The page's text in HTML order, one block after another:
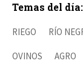
Temas del día:
RIEGO RÍO
OVINOS AGRO